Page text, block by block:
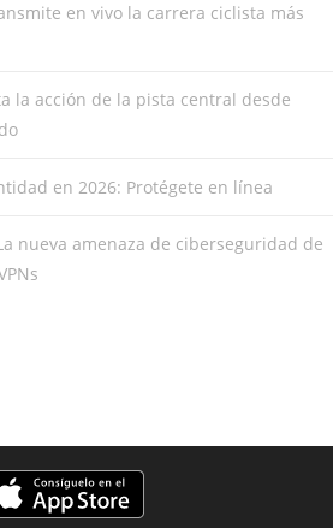
en vivo la carrera ciclista más
la acción de la pista central desde
en 2026: Protégete en línea
nueva amenaza de ciberseguridad de